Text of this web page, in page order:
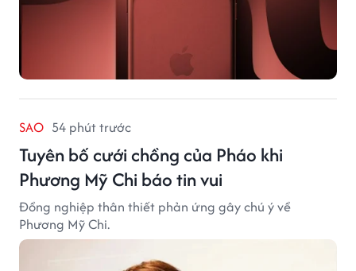
SAO 54 phút trước
Tuyên bố cưới chồng của Pháo khi
Phương Mỹ Chi báo tin vui
Đồng nghiệp thân thiết phản ứng gây chú ý về
Phương Mỹ Chi.